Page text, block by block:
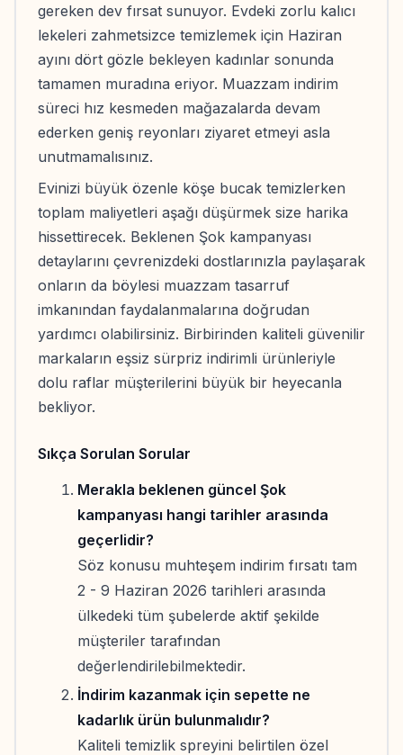
gereken dev fırsat sunuyor. Evdeki zorlu kalıcı
lekeleri zahmetsizce temizlemek için Haziran
ayını dört gözle bekleyen kadınlar sonunda
tamamen muradına eriyor. Muazzam indirim
süreci hız kesmeden mağazalarda devam
ederken geniş reyonları ziyaret etmeyi asla
unutmamalısınız.
Evinizi büyük özenle köşe bucak temizlerken
toplam maliyetleri aşağı düşürmek size harika
hissettirecek. Beklenen Şok kampanyası
detaylarını çevrenizdeki dostlarınızla paylaşarak
onların da böylesi muazzam tasarruf
imkanından faydalanmalarına doğrudan
yardımcı olabilirsiniz. Birbirinden kaliteli güvenilir
markaların eşsiz sürpriz indirimli ürünleriyle
dolu raflar müşterilerini büyük bir heyecanla
bekliyor.
Sıkça Sorulan Sorular
Merakla beklenen güncel Şok
kampanyası hangi tarihler arasında
geçerlidir?
Söz konusu muhteşem indirim fırsatı tam
2 - 9 Haziran 2026 tarihleri arasında
ülkedeki tüm şubelerde aktif şekilde
müşteriler tarafından
değerlendirilebilmektedir.
İndirim kazanmak için sepette ne
kadarlık ürün bulunmalıdır?
Kaliteli temizlik spreyini belirtilen özel